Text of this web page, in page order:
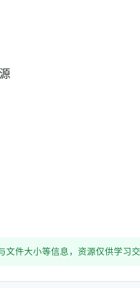
件大小等信息，资源仅供学习